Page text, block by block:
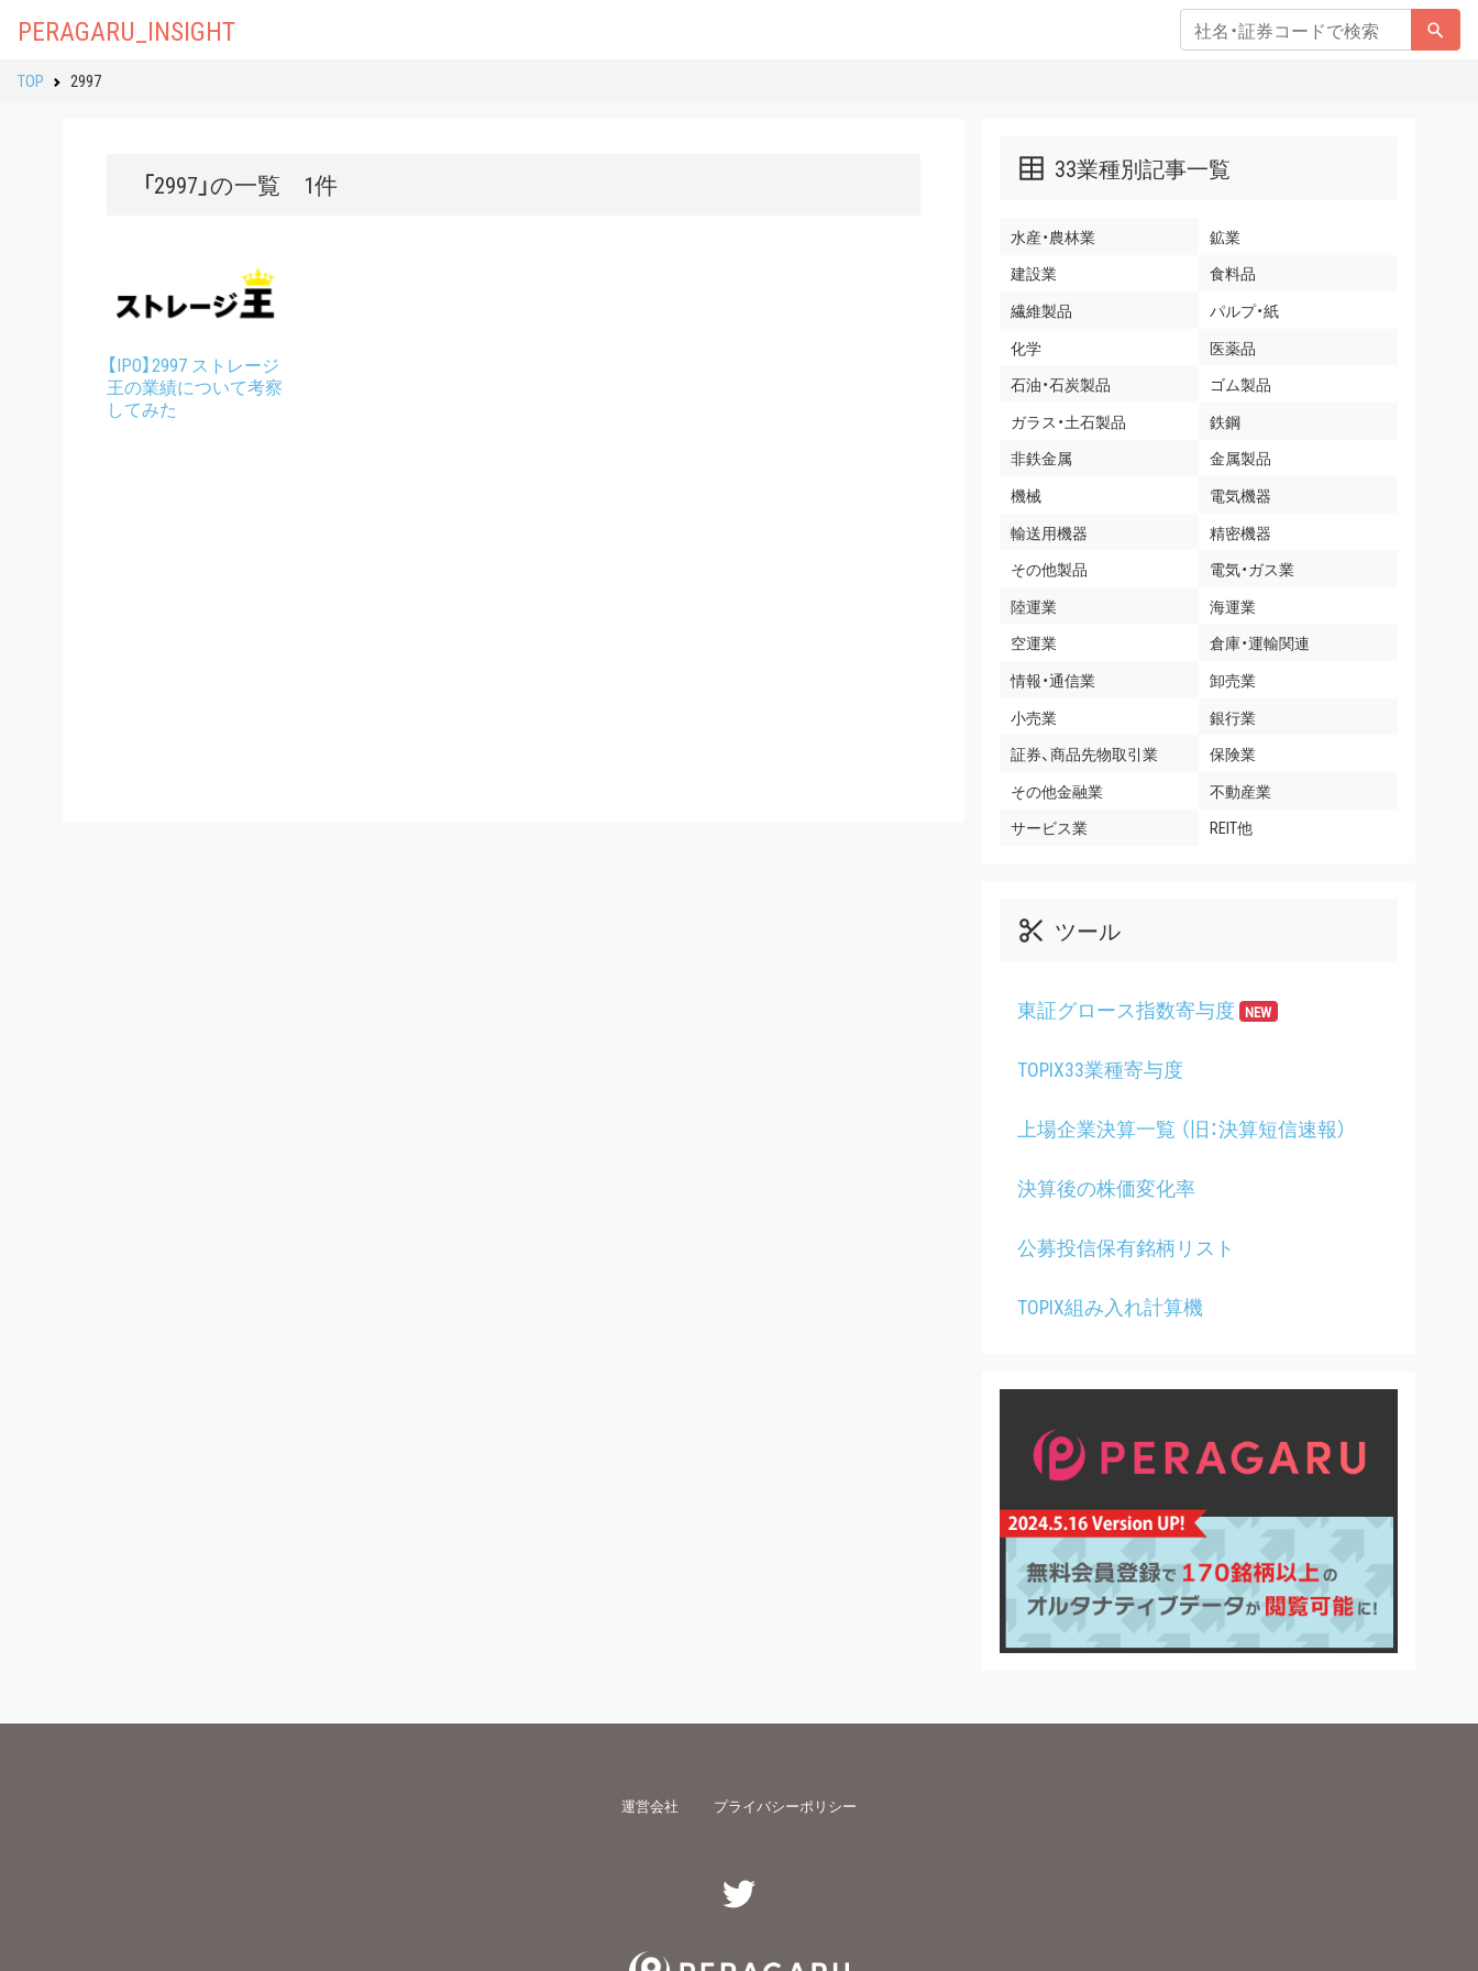
PERAGARU_INSIGHT
TOP 2997
「2997」の一覧 1件
【IPO】2997 ストレージ
王の業績について考察
してみた
33業種別記事一覧
水産・農林業
鉱業
建設業
食料品
繊維製品
パルプ・紙
化学
医薬品
石油・石炭製品
ゴム製品
ガラス・土石製品
鉄鋼
非鉄金属
金属製品
機械
電気機器
輸送用機器
精密機器
その他製品
電気・ガス業
陸運業
海運業
空運業
倉庫・運輸関連
情報・通信業
卸売業
小売業
銀行業
証券、商品先物取引業
保険業
その他金融業
不動産業
サービス業
REIT他
ツール
東証グロース指数寄与度 NEW
TOPIX33業種寄与度
上場企業決算一覧 （旧：決算短信速報）
決算後の株価変化率
公募投信保有銘柄リスト
TOPIX組み入れ計算機
運営会社 プライバシーポリシー